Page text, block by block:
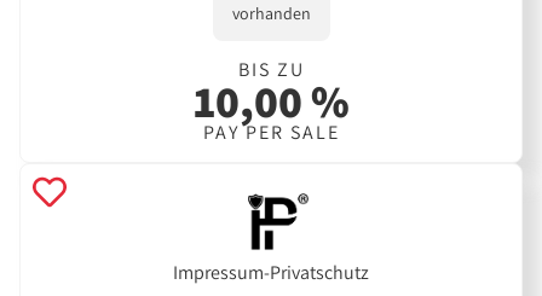
vorhanden
BIS ZU
10,00 %
PAY PER SALE
Impressum-Privatschutz